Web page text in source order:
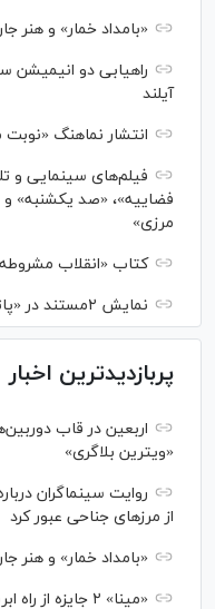
«بامداد خمار» و هنر
راهیابی دو انیمیشن
آیلند
انتشار نماهنگ «نوبت
فیلم‌های سینمایی و
فضاییه»، «صد یکشنبه» و
مرزی»
کتاب «انقلاب
نمایش ۲مستند در «پاتوق مستند»
پربازدیدترین اخبار
اربعین در قاب
«ویترین بلاگری»
روایت سینماگران
از مرزهای جناحی عبور کرد
«بامداد خمار» و هنر
«مینا» ۲ جایزه از راه ابریشم گرفت